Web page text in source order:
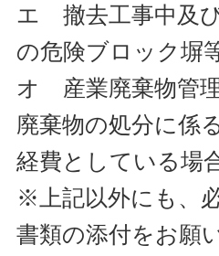
エ 撤去工事中及
の危険ブロック塀
オ 産業廃棄物管
廃棄物の処分に係
経費としている場
※上記以外にも、
書類の添付をお願